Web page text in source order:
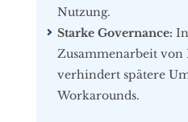
Nutzung.
Starke Governance:
Zusammenarbeit von
verhindert spätere
Workarounds.